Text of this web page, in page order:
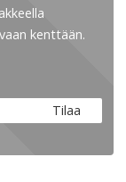
kenttään.
Tilaa